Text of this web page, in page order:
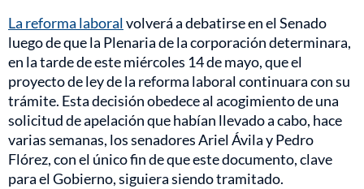
La reforma laboralvolverá a debatirse en el Senado
luego de que la Plenaria de la corporación determinara,
en la tarde de este miércoles 14 de mayo, que el
proyecto de ley de la reforma laboral continuara con su
trámite. Esta decisión obedece al acogimiento de una
solicitud de apelación que habían llevado a cabo, hace
varias semanas, los senadores Ariel Ávila y Pedro
Flórez, con el único fin de que este documento, clave
para el Gobierno, siguiera siendo tramitado.